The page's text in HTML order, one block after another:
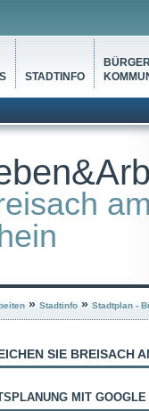
STADTINFO
» Stadtinfo » Stadtplan -
SIE BREISACH
MIT